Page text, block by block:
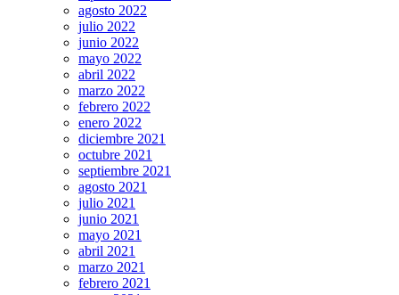
agosto 2022
julio 2022
junio 2022
mayo 2022
abril 2022
marzo 2022
febrero 2022
enero 2022
diciembre 2021
octubre 2021
septiembre 2021
agosto 2021
julio 2021
junio 2021
mayo 2021
abril 2021
marzo 2021
febrero 2021